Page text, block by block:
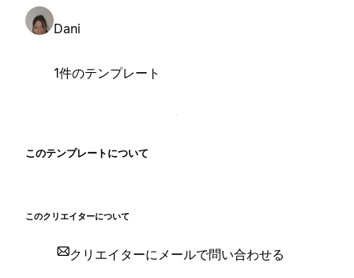
Dani
1件のテンプレート
このテンプレートについて
このクリエイターについて
クリエイターにメールで問い合わせる